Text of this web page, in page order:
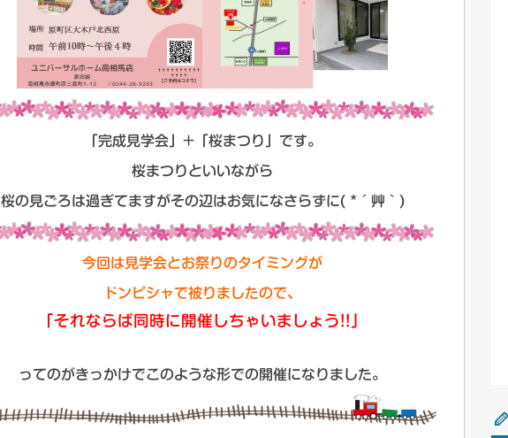
「完成見学会」+「桜まつり」です。
桜まつりといいながら
桜の見ごろは過ぎてますがその辺はお気になさらずに( *´艸｀)
今回は見学会とお祭りのタイミングが
ドンピシャで被りましたので、
「それならば同時に開催しちゃいましょう!!」
ってのがきっかけでこのような形での開催になりました。